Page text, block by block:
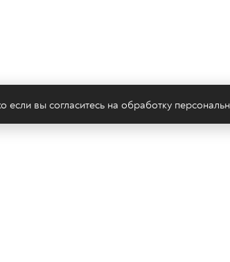
вы согласитесь на обработку